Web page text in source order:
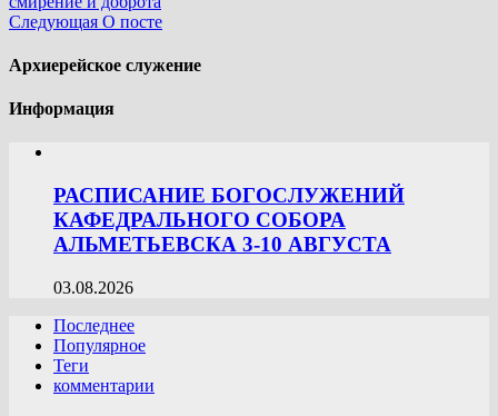
Следующая О посте
Архиерейское служение
Информация
РАСПИСАНИЕ БОГОСЛУЖЕНИЙ
КАФЕДРАЛЬНОГО СОБОРА
АЛЬМЕТЬЕВСКА 3-10 АВГУСТА
03.08.2026
Последнее
Популярное
Теги
комментарии